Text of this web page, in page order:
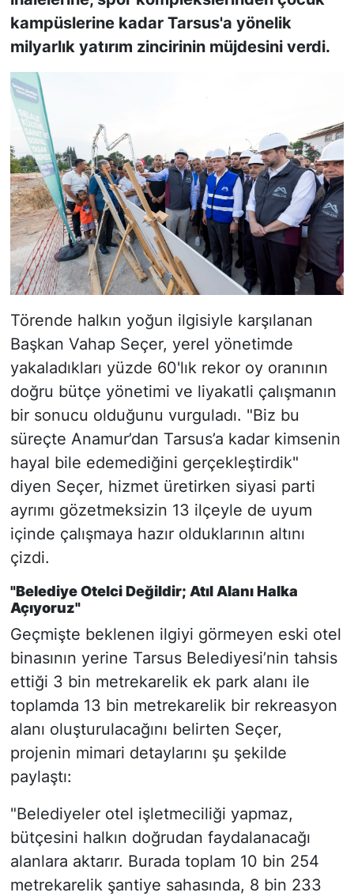
kampüslerine kadar Tarsus'a yönelik
milyarlık yatırım zincirinin müjdesini verdi.
Törende halkın yoğun ilgisiyle karşılanan
Başkan Vahap Seçer, yerel yönetimde
yakaladıkları yüzde 60'lık rekor oy oranının
doğru bütçe yönetimi ve liyakatli çalışmanın
bir sonucu olduğunu vurguladı. "Biz bu
süreçte Anamur’dan Tarsus’a kadar kimsenin
hayal bile edemediğini gerçekleştirdik"
diyen Seçer, hizmet üretirken siyasi parti
ayrımı gözetmeksizin 13 ilçeyle de uyum
içinde çalışmaya hazır olduklarının altını
çizdi.
"Belediye Otelci Değildir; Atıl Alanı Halka
Açıyoruz"
Geçmişte beklenen ilgiyi görmeyen eski otel
binasının yerine Tarsus Belediyesi’nin tahsis
ettiği 3 bin metrekarelik ek park alanı ile
toplamda 13 bin metrekarelik bir rekreasyon
alanı oluşturulacağını belirten Seçer,
projenin mimari detaylarını şu şekilde
paylaştı:
"Belediyeler otel işletmeciliği yapmaz,
bütçesini halkın doğrudan faydalanacağı
alanlara aktarır. Burada toplam 10 bin 254
metrekarelik şantiye sahasında, 8 bin 233